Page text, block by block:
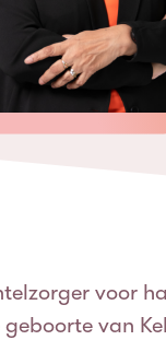
voor
geboorte van